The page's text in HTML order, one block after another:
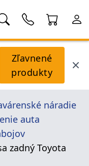
Zľavnené
produkty
náradie
auta
zadný Toyota